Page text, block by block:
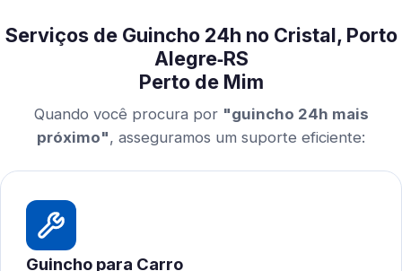
Serviços de Guincho 24h no Cristal, Porto
Alegre‑RS
Perto de Mim
Quando você procura por "guincho 24h mais
próximo", asseguramos um suporte eficiente:
Guincho para Carro